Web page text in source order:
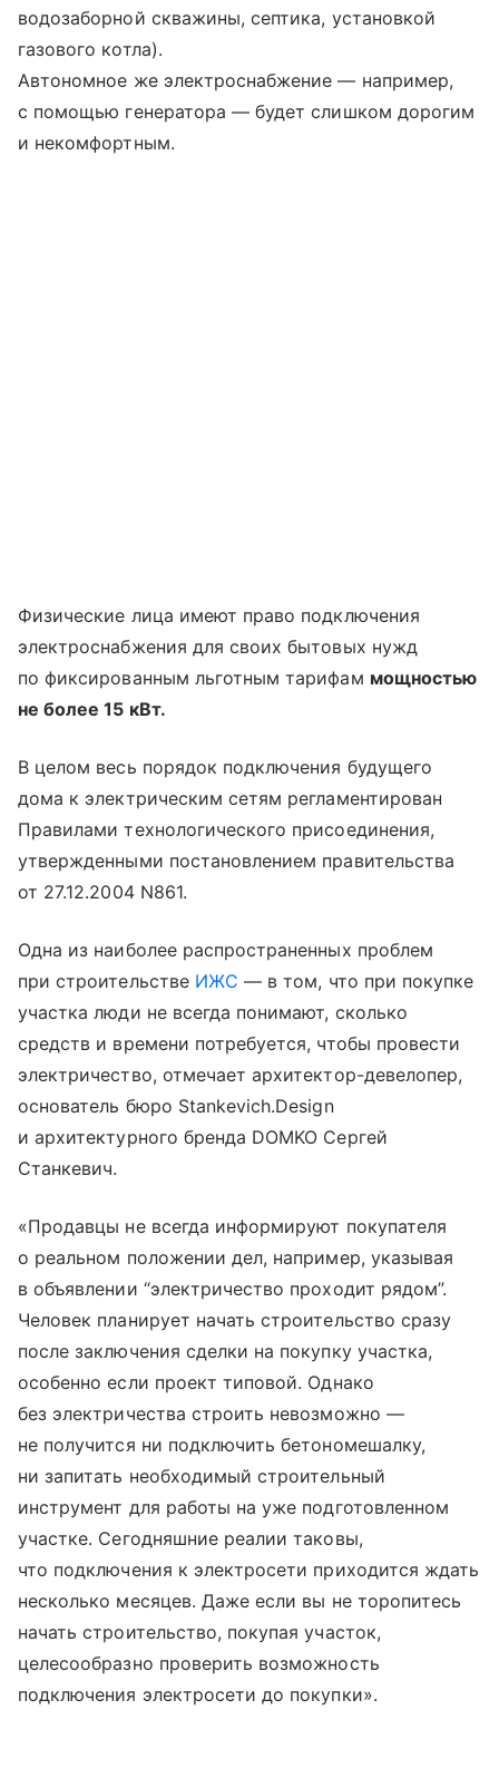
водозаборной скважины, септика, установкой
газового котла).
Автономное же электроснабжение — например,
с помощью генератора — будет слишком дорогим
и некомфортным.
Физические лица имеют право подключения
электроснабжения для своих бытовых нужд
по фиксированным льготным тарифам мощностью
не более 15 кВт.
В целом весь порядок подключения будущего
дома к электрическим сетям регламентирован
Правилами технологического присоединения,
утвержденными постановлением правительства
от 27.12.2004 N861.
Одна из наиболее распространенных проблем
при строительстве ИЖС — в том, что при покупке
участка люди не всегда понимают, сколько
средств и времени потребуется, чтобы провести
электричество, отмечает архитектор-девелопер,
основатель бюро Stankevich.Design
и архитектурного бренда DOMKO Сергей
Станкевич.
«Продавцы не всегда информируют покупателя
о реальном положении дел, например, указывая
в объявлении “электричество проходит рядом”.
Человек планирует начать строительство сразу
после заключения сделки на покупку участка,
особенно если проект типовой. Однако
без электричества строить невозможно —
не получится ни подключить бетономешалку,
ни запитать необходимый строительный
инструмент для работы на уже подготовленном
участке. Сегодняшние реалии таковы,
что подключения к электросети приходится ждать
несколько месяцев. Даже если вы не торопитесь
начать строительство, покупая участок,
целесообразно проверить возможность
подключения электросети до покупки».